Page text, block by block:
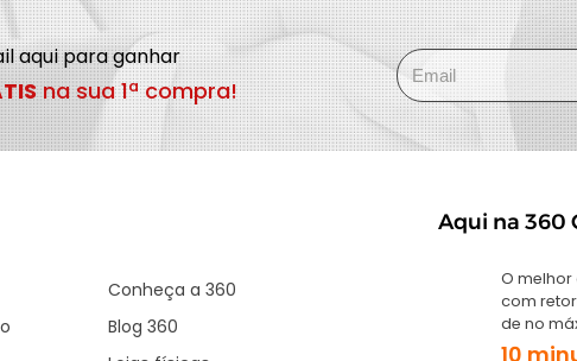
aqui para ganhar
na sua 1ª compra!
Conheça a 360
Blog 360
Aqui na 360
O
com
de no
10